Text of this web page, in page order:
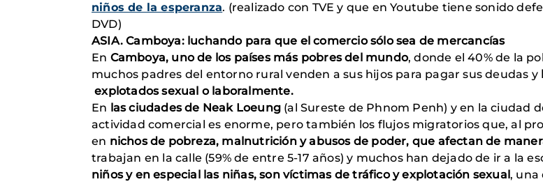
niños de la esperanza. (realizado con TVE y que en Youtube tiene sonido
DVD)
ASIA. Camboya: luchando para que el comercio sólo sea de mercancías
En Camboya, uno de los países más pobres del mundo, donde el 40% de la
muchos padres del entorno rural venden a sus hijos para pagar sus deudas y
explotados sexual o laboralmente.
En las ciudades de Neak Loeung (al Sureste de Phnom Penh) y en la ciudad
actividad comercial es enorme, pero también los flujos migratorios que, al
en nichos de pobreza, malnutrición y abusos de poder, que afectan de
trabajan en la calle (59% de entre 5-17 años) y muchos han dejado de ir a la
niños y en especial las niñas, son víctimas de tráfico y explotación sexual, una